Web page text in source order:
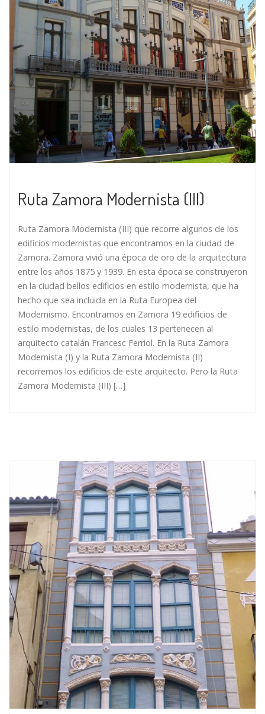
Ruta Zamora Modernista (III)
Ruta Zamora Modernista (III) que recorre algunos de los
edificios modernistas que encontramos en la ciudad de
Zamora. Zamora vivió una época de oro de la arquitectura
entre los años 1875 y 1939. En esta época se construyeron
en la ciudad bellos edificios en estilo modernista, que ha
hecho que sea incluida en la Ruta Europea del
Modernismo. Encontramos en Zamora 19 edificios de
estilo modernistas, de los cuales 13 pertenecen al
arquitecto catalán Francesc Ferriol. En la Ruta Zamora
Modernista (I) y la Ruta Zamora Modernista (II)
recorremos los edificios de este arquitecto. Pero la Ruta
Zamora Modernista (III) […]